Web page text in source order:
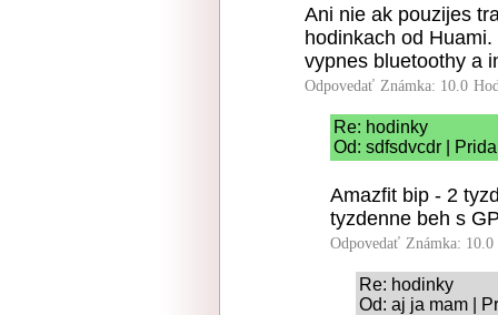
Ani nie ak pouzijes
hodinkach od
vypnes bluetoothy a
Odpovedať Známka: 10.0
Re: hodinky
Od: sdfsdvcdr |
Amazfit bip - 2
tyzdenne beh s
Odpovedať Známka: 10.0
Re: hodinky
Od: aj ja mam |